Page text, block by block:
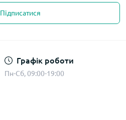
Підписатися
Графік роботи
Пн-Сб, 09:00-19:00